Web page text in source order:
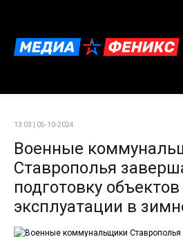
13:03 | 05-10-2024
Военные
Ставрополья
подготовку объектов
эксплуатации в